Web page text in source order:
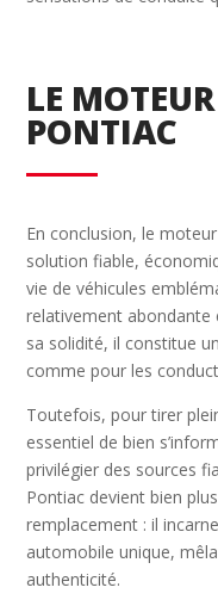
LE
PONTIAC
En conclusion, le
solution fiable,
vie de véhicules
relativement abondante
sa solidité, il constitue
comme pour les
Toutefois, pour tirer
essentiel de bien
privilégier des sources
Pontiac devient bien
remplacement : il
automobile unique,
authenticité.